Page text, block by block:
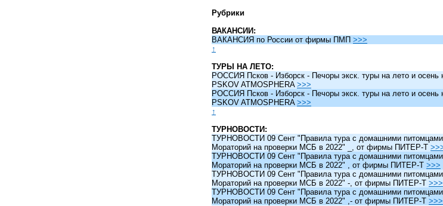
Рубрики
ВАКАНСИИ:
ВАКАНСИЯ по России от фирмы ПМП >>>
↑
ТУРЫ НА ЛЕТО:
РОССИЯ Псков - Изборск - Печоры экск. туры на лето и
PSKOV ATMOSPHERA >>>
РОССИЯ Псков - Изборск - Печоры экск. туры на лето и
PSKOV ATMOSPHERA >>>
↑
ТУРНОВОСТИ:
ТУРНОВОСТИ 09 Сент "Правила тура с домашними
Мораторий на проверки МСБ в 2022" _, от фирмы ПИТЕР-Т
ТУРНОВОСТИ 09 Сент "Правила тура с домашними
Мораторий на проверки МСБ в 2022" , от фирмы ПИТЕР-Т >>>
ТУРНОВОСТИ 09 Сент "Правила тура с домашними
Мораторий на проверки МСБ в 2022" -, от фирмы ПИТЕР-Т >>>
ТУРНОВОСТИ 09 Сент "Правила тура с домашними
Мораторий на проверки МСБ в 2022" ,- от фирмы ПИТЕР-Т >>>